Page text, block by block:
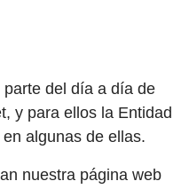
del día a día de
y para ellos la Entidad
algunas de ellas.
nuestra página web